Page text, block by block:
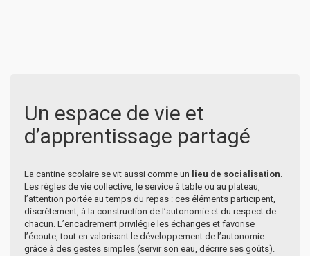
Un espace de vie et
d’apprentissage partagé
La cantine scolaire se vit aussi comme un lieu de socialisation
Les règles de vie collective, le service à table ou au plateau,
l’attention portée au temps du repas : ces éléments participent,
discrètement, à la construction de l’autonomie et du respect de
chacun. L’encadrement privilégie les échanges et favorise
l’écoute, tout en valorisant le développement de l’autonomie
grâce à des gestes simples (servir son eau, décrire ses goûts).